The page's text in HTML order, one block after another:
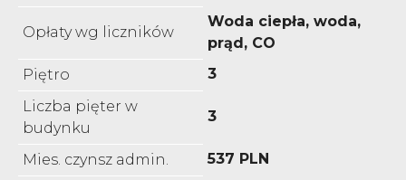
Opłaty wg liczników
Woda ciepła, woda,
prąd, CO
Piętro
3
Liczba pięter w
budynku
3
Mies. czynsz admin.
537 PLN